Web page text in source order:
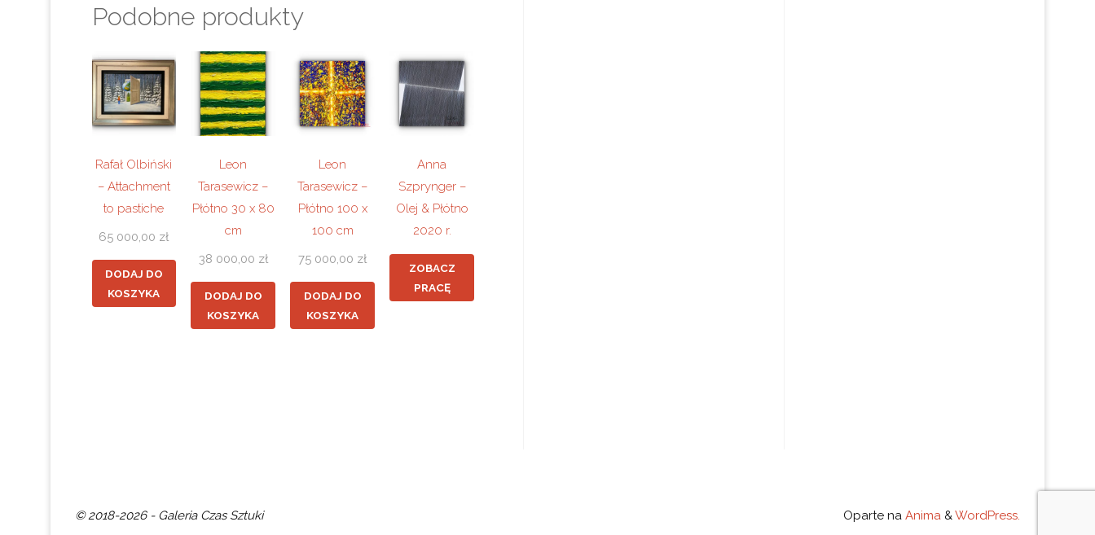
Podobne produkty
Rafał Olbiński
– Attachment
to pastiche
65 000,00 zł
DODAJ DO
KOSZYKA
Leon
Tarasewicz –
Płótno 30 x 80
cm
38 000,00 zł
DODAJ DO
KOSZYKA
Leon
Tarasewicz –
Płótno 100 x
100 cm
75 000,00 zł
DODAJ DO
KOSZYKA
Anna
Szprynger –
Olej & Płótno
2020 r.
ZOBACZ
PRACĘ
© 2018-2026 - Galeria Czas Sztuki Oparte na Anima &WordPress.